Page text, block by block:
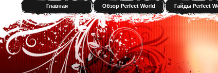
Главная Обзор Perfect World Гайды Perfect